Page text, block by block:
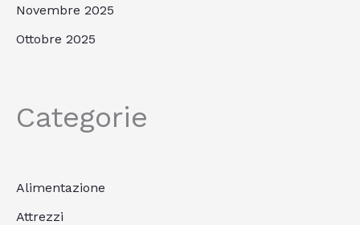
Novembre 2025
Ottobre 2025
Categorie
Alimentazione
Attrezzi